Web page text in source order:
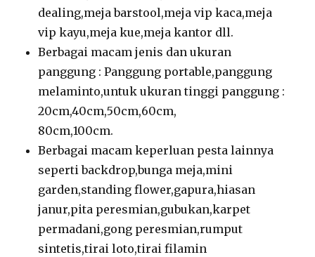
dealing,meja barstool,meja vip kaca,meja
vip kayu,meja kue,meja kantor dll.
Berbagai macam jenis dan ukuran
panggung : Panggung portable,panggung
melaminto,untuk ukuran tinggi panggung :
20cm,40cm,50cm,60cm,
80cm,100cm.
Berbagai macam keperluan pesta lainnya
seperti backdrop,bunga meja,mini
garden,standing flower,gapura,hiasan
janur,pita peresmian,gubukan,karpet
permadani,gong peresmian,rumput
sintetis,tirai loto,tirai filamin